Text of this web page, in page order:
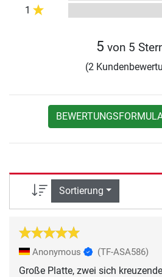
1
5 von 5
(2
Sortierung
Anonymous (TF-ASA586)
Große Platte, zwei sich